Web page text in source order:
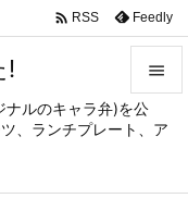
!
ナルのキャラ弁)を公
、ランチプレート、ア


メニュ
サイド
 RSS Feedly